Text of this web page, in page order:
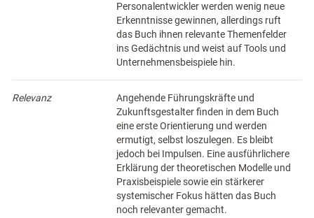
Personalentwickler werden wenig neue
Erkenntnisse gewinnen, allerdings ruft
das Buch ihnen relevante Themenfelder
ins Gedächtnis und weist auf Tools und
Unternehmensbeispiele hin.
Relevanz
Angehende Führungskräfte und
Zukunftsgestalter finden in dem Buch
eine erste Orientierung und werden
ermutigt, selbst loszulegen. Es bleibt
jedoch bei Impulsen. Eine ausführlichere
Erklärung der theoretischen Modelle und
Praxisbeispiele sowie ein stärkerer
systemischer Fokus hätten das Buch
noch relevanter gemacht.